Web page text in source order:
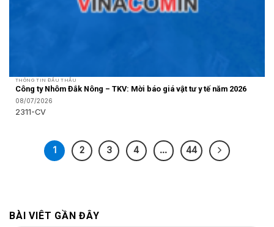
THÔNG TIN ĐẤU THẦU
Công ty Nhôm Đắk Nông – TKV: Mời báo giá vật tư y tế năm 2026
08/07/2026
2311-CV
1 2 3 4 … 44
BÀI VIÊT GẦN ĐÂY